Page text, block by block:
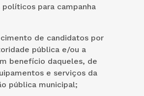
para campanha
de candidatos por
pública e/ou a
benefício daqueles, de
e serviços da
pública municipal;